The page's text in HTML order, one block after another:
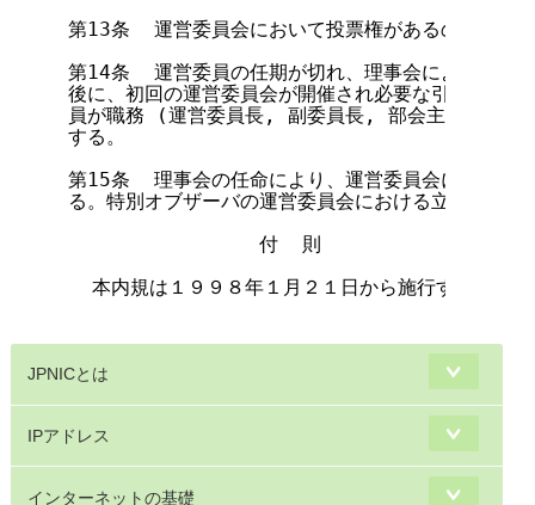
第13条  運営委員会において投票権があるのは、運
第14条  運営委員の任期が切れ、理事会によって新
後に、初回の運営委員会が開催され必要な引継を行
員が職務 (運営委員長, 副委員長, 部会主査, 部会
する。
第15条  理事会の任命により、運営委員会に特別オ
る。特別オブザーバの運営委員会における立場は、
                付  則
  本内規は１９９８年１月２１日から施行する。
JPNICとは
IPアドレス
インターネットの基礎